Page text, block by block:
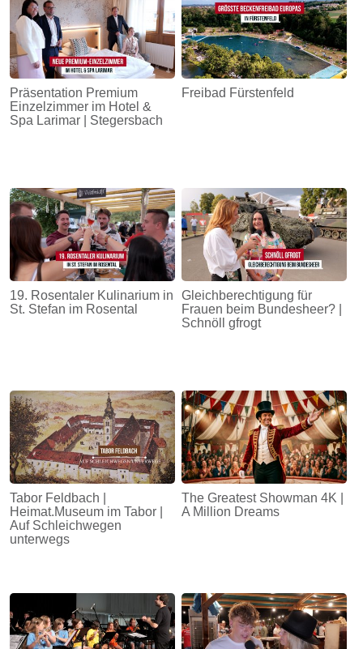
Präsentation Premium
Einzelzimmer im Hotel &
Spa Larimar | Stegersbach
Freibad Fürstenfeld
19. Rosentaler Kulinarium in
St. Stefan im Rosental
Gleichberechtigung für
Frauen beim Bundesheer? |
Schnöll gfrogt
Tabor Feldbach |
Heimat.Museum im Tabor |
Auf Schleichwegen
unterwegs
The Greatest Showman 4K |
A Million Dreams